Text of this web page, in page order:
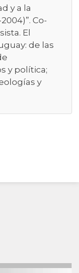
y a la
Co-
El
de las
y política;
y